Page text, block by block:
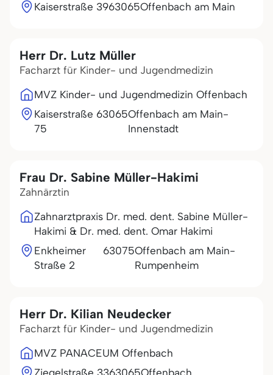
Kaiserstraße 3963065Offenbach am Main
Herr Dr. Lutz Müller
Facharzt für Kinder- und Jugendmedizin
MVZ Kinder- und Jugendmedizin Offenbach
Kaiserstraße
75
63065Offenbach am Main-
Innenstadt
Frau Dr. Sabine Müller-Hakimi
Zahnärztin
Zahnarztpraxis Dr. med. dent. Sabine Müller-
Hakimi & Dr. med. dent. Omar Hakimi
Enkheimer
Straße 2
63075Offenbach am Main-
Rumpenheim
Herr Dr. Kilian Neudecker
Facharzt für Kinder- und Jugendmedizin
MVZ PANACEUM Offenbach
Ziegelstraße 3363065Offenbach